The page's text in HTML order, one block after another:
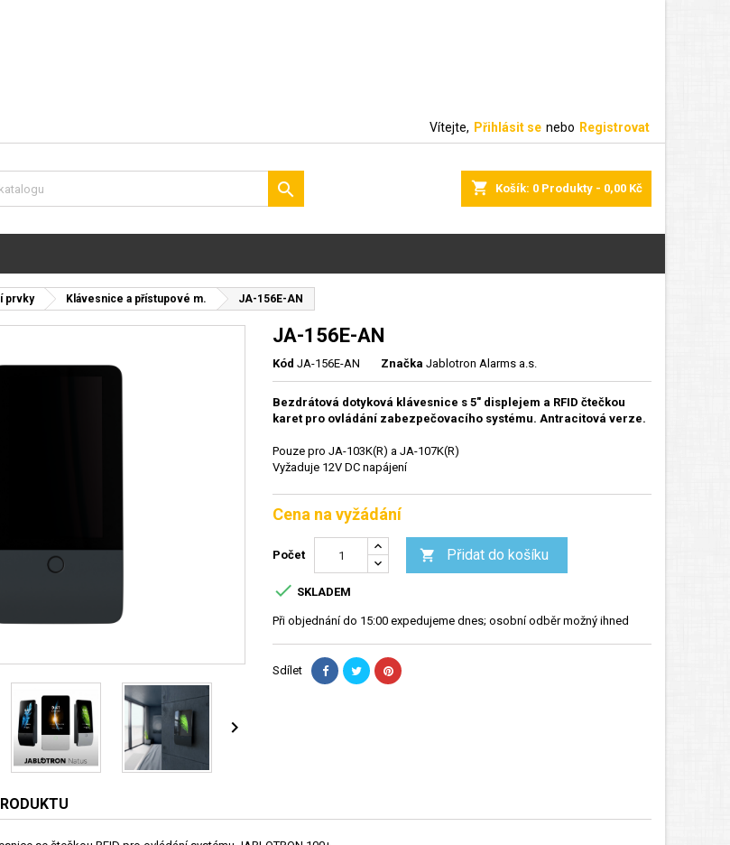
Vítejte, Přihlásit se nebo Registrovat
shopping_cart Košík: 0 Produkty - 0,00 Kč

prvky Klávesnice a přístupové m. JA-156E-AN

JA-156E-AN
Kód JA-156E-AN Značka Jablotron Alarms a.s.
Bezdrátová dotyková klávesnice s 5" displejem a RFID čtečkou
karet pro ovládání zabezpečovacího systému. Antracitová verze.
Pouze pro JA-103K(R) a JA-107K(R)
Vyžaduje 12V DC napájení
Cena na vyžádání
Počet  Přidat do košíku
 SKLADEM
Při objednání do 15:00 expedujeme dnes; osobní odběr možný ihned
Sdílet